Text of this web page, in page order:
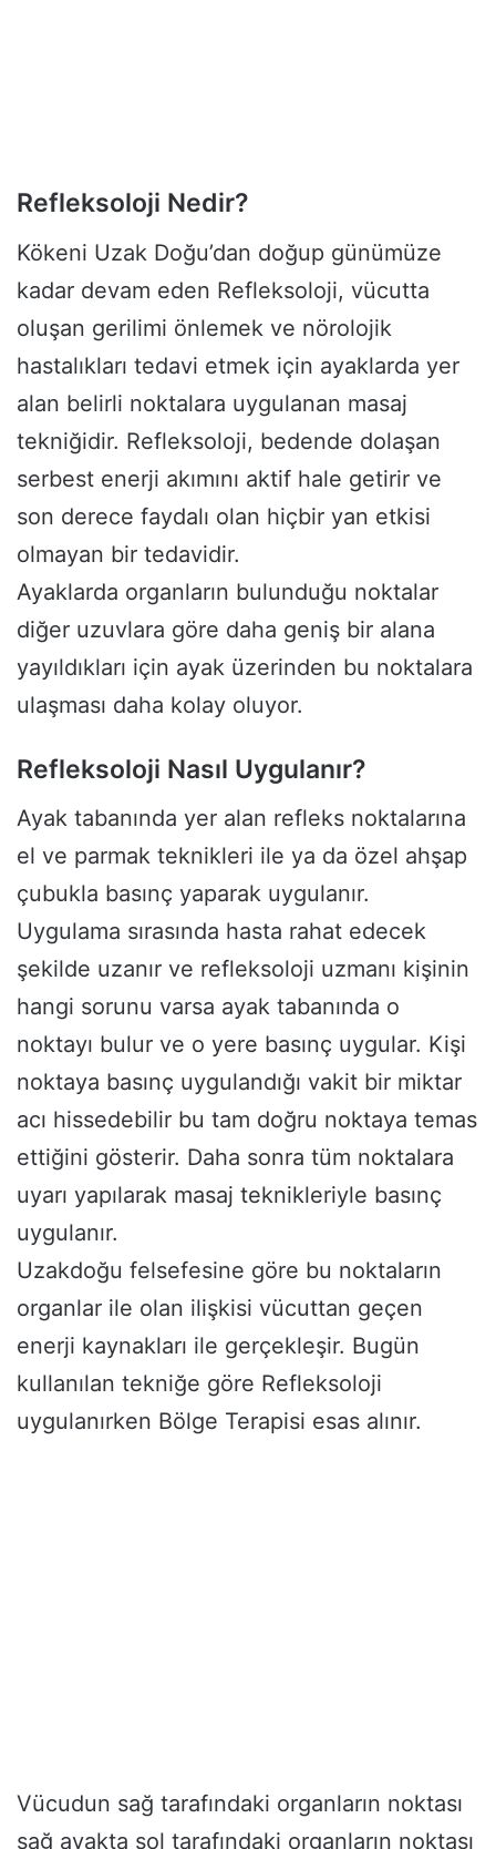
Refleksoloji Nedir?
Kökeni Uzak Doğu’dan doğup günümüze
kadar devam eden Refleksoloji, vücutta
oluşan gerilimi önlemek ve nörolojik
hastalıkları tedavi etmek için ayaklarda yer
alan belirli noktalara uygulanan masaj
tekniğidir. Refleksoloji, bedende dolaşan
serbest enerji akımını aktif hale getirir ve
son derece faydalı olan hiçbir yan etkisi
olmayan bir tedavidir.
Ayaklarda organların bulunduğu noktalar
diğer uzuvlara göre daha geniş bir alana
yayıldıkları için ayak üzerinden bu noktalara
ulaşması daha kolay oluyor.
Refleksoloji Nasıl Uygulanır?
Ayak tabanında yer alan refleks noktalarına
el ve parmak teknikleri ile ya da özel ahşap
çubukla basınç yaparak uygulanır.
Uygulama sırasında hasta rahat edecek
şekilde uzanır ve refleksoloji uzmanı kişinin
hangi sorunu varsa ayak tabanında o
noktayı bulur ve o yere basınç uygular. Kişi
noktaya basınç uygulandığı vakit bir miktar
acı hissedebilir bu tam doğru noktaya temas
ettiğini gösterir. Daha sonra tüm noktalara
uyarı yapılarak masaj teknikleriyle basınç
uygulanır.
Uzakdoğu felsefesine göre bu noktaların
organlar ile olan ilişkisi vücuttan geçen
enerji kaynakları ile gerçekleşir. Bugün
kullanılan tekniğe göre Refleksoloji
uygulanırken Bölge Terapisi esas alınır.
Vücudun sağ tarafındaki organların noktası
sağ ayakta sol tarafındaki organların noktası